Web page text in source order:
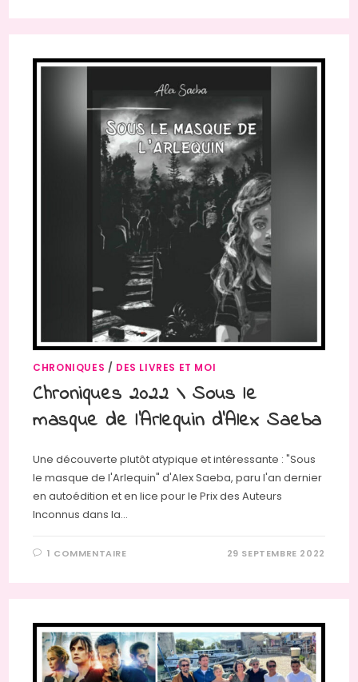
CHRONIQUES / DES LIVRES ET MOI
Chroniques 2022 \ Sous le
masque de l’Arlequin d’Alex Saeba
Une découverte plutôt atypique et intéressante : "Sous
le masque de l'Arlequin" d'Alex Saeba, paru l'an dernier
en autoédition et en lice pour le Prix des Auteurs
Inconnus dans la…
1 COMMENTAIRE 29 SEPTEMBRE 2022